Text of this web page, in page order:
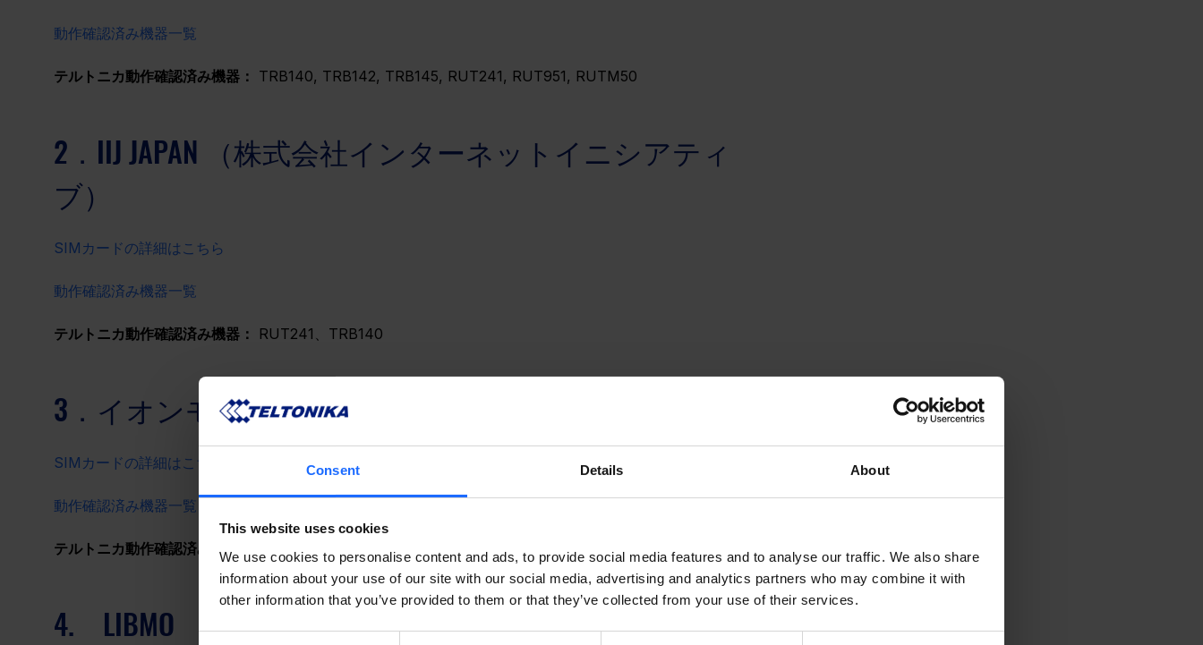
Consent Details About
This website uses cookies
We use cookies to personalise content and ads, to provide social media features and to analyse our traffic. We also share
information about your use of our site with our social media, advertising and analytics partners who may combine it with
other information that you’ve provided to them or that they’ve collected from your use of their services.
動作確認済み機器一覧
テルトニカ動作確認済み機器： TRB140, TRB142, TRB145, RUT241, RUT951, RUTM50
2．IIJ JAPAN （株式会社インターネットイニシアティ
ブ）
SIMカードの詳細はこちら
動作確認済み機器一覧
テルトニカ動作確認済み機器： RUT241、TRB140
3．イオンモバイル（イオンリテール株式会社）
SIMカードの詳細はこちら
動作確認済み機器一覧
テルトニカ動作確認済み機器： 確認中
4.　LIBMO （株式会社TOKAIコミュニケーションズ）